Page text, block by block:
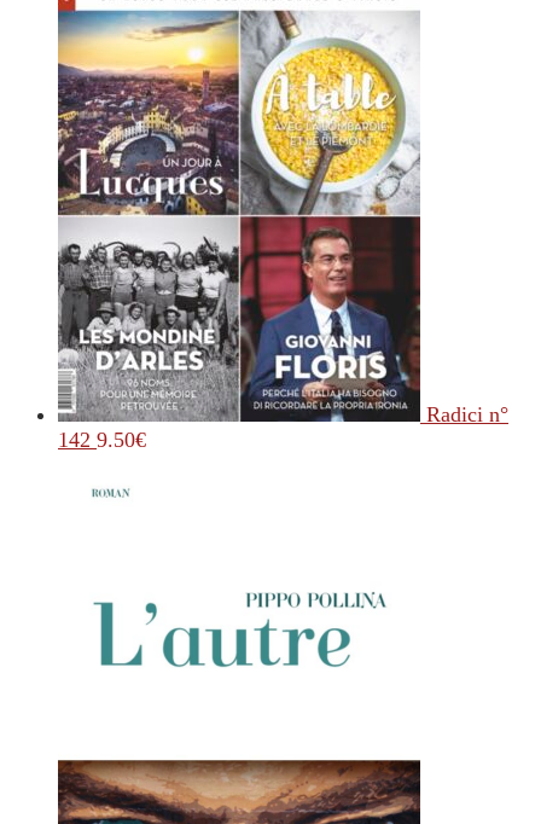
Radici n°
142 9.50€